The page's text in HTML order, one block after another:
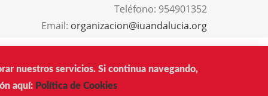
nuestros servicios. Si continua navegando,
aquí: Política de Cookies
Teléfono: 954901352
Email: organizacion@iuandalucia.org